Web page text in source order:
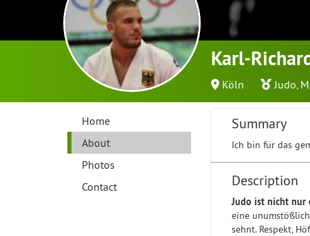
Karl-
Köln Judo,
Home
About
Photos
Contact
Summary
Ich bin für das
Description
Judo ist nicht nur
eine
sehnt. Respekt,